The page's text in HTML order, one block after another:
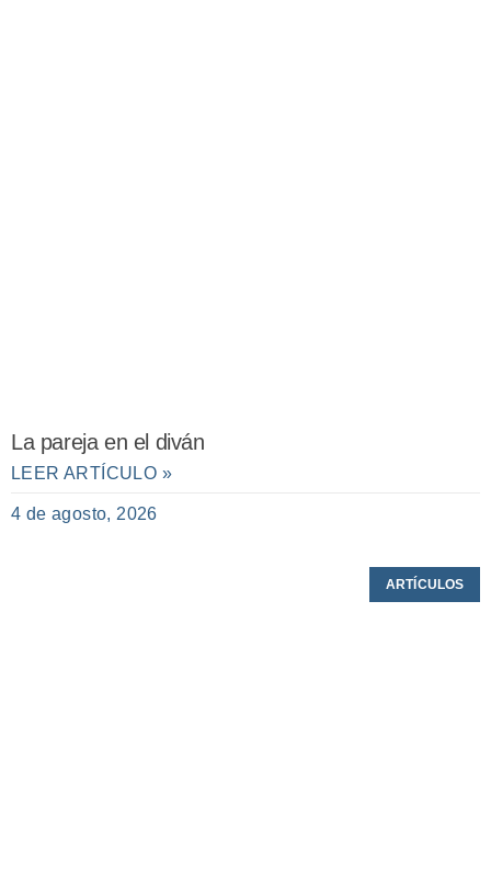
La pareja en el diván
LEER ARTÍCULO »
4 de agosto, 2026
ARTÍCULOS